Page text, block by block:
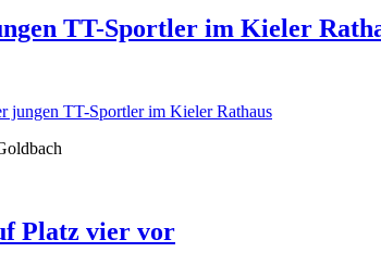
TT-Sportler im Kieler
jungen TT-Sportler im Kieler Rathaus
Platz vier vor